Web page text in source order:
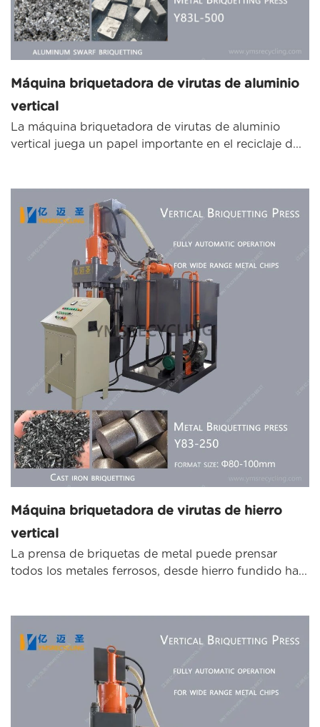
Máquina briquetadora de virutas de aluminio
vertical
La máquina briquetadora de virutas de aluminio
vertical juega un papel importante en el reciclaje d...
Máquina briquetadora de virutas de hierro
vertical
La prensa de briquetas de metal puede prensar
todos los metales ferrosos, desde hierro fundido ha...